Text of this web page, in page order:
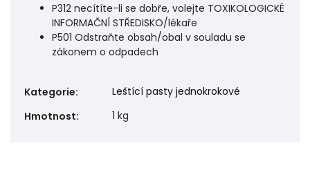
P312 necítíte-li se dobře, volejte TOXIKOLOGICKÉ
INFORMAČNÍ STŘEDISKO/lékaře
P501 Odstraňte obsah/obal v souladu se
zákonem o odpadech
Kategorie:
Leštící pasty jednokrokové
Hmotnost: 1 kg